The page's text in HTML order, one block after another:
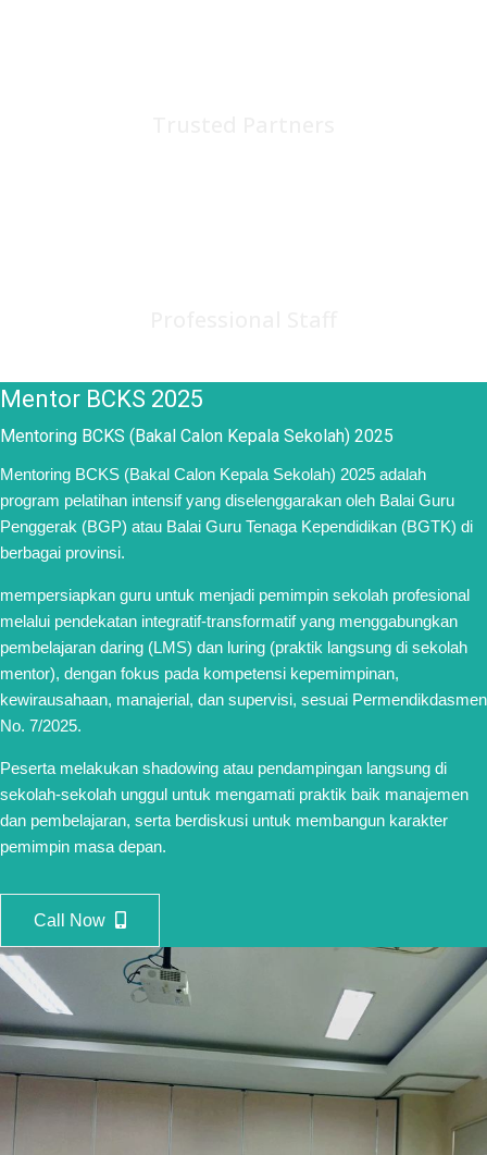
Mentor BCKS 2025
Mentoring BCKS (Bakal Calon Kepala Sekolah) 2025
Mentoring BCKS (Bakal Calon Kepala Sekolah) 2025 adalah
program pelatihan intensif yang diselenggarakan oleh Balai Guru
Penggerak (BGP) atau Balai Guru Tenaga Kependidikan (BGTK) di
berbagai provinsi.
mempersiapkan guru untuk menjadi pemimpin sekolah profesional
melalui pendekatan integratif-transformatif yang menggabungkan
pembelajaran daring (LMS) dan luring (praktik langsung di sekolah
mentor), dengan fokus pada kompetensi kepemimpinan,
kewirausahaan, manajerial, dan supervisi, sesuai Permendikdasmen
No. 7/2025.
Peserta melakukan shadowing atau pendampingan langsung di
sekolah-sekolah unggul untuk mengamati praktik baik manajemen
dan pembelajaran, serta berdiskusi untuk membangun karakter
pemimpin masa depan.
Call Now